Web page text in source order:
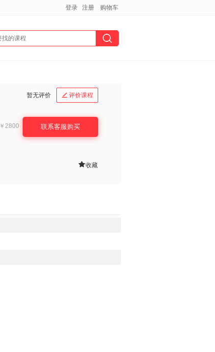
暂无评价  评价课程
￥2800 联系客服购买
收藏
登录 注册 购物车